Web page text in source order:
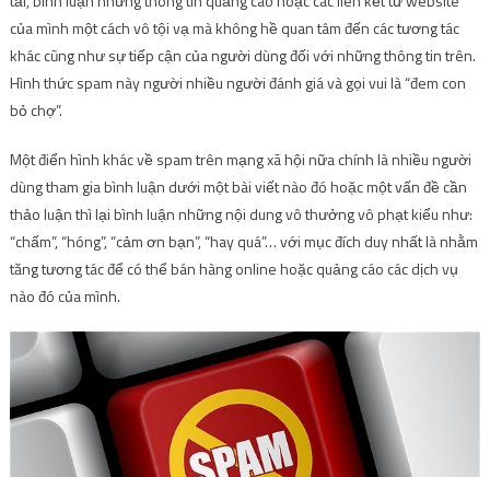
của mình một cách vô tội vạ mà không hề quan tâm đến các tương tác
khác cũng như sự tiếp cận của người dùng đối với những thông tin trên.
Hình thức spam này người nhiều người đánh giá và gọi vui là “đem con
bỏ chợ”.
Một điển hình khác về spam trên mạng xã hội nữa chính là nhiều người
dùng tham gia bình luận dưới một bài viết nào đó hoặc một vấn đề cần
thảo luận thì lại bình luận những nội dung vô thưởng vô phạt kiểu như:
“chấm”, “hóng”, “cảm ơn bạn”, “hay quá”… với mục đích duy nhất là nhằm
tăng tương tác để có thể bán hàng online hoặc quảng cáo các dịch vụ
nào đó của mình.